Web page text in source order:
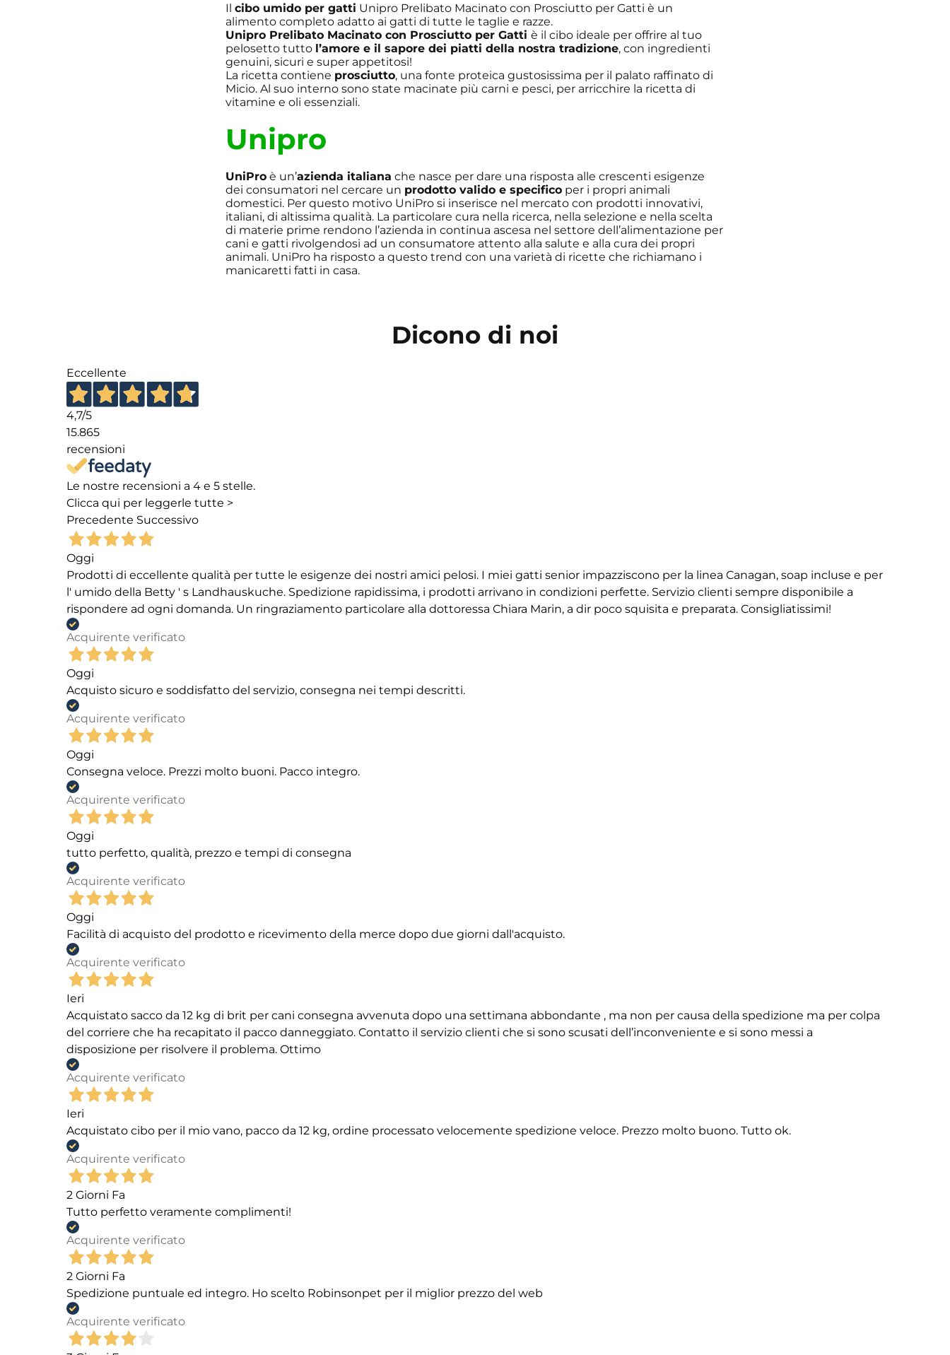
Ilcibo umido per gatti Unipro Prelibato Macinato con Prosciutto per Gatti è un
alimento completo adatto ai gatti di tutte le taglie e razze.
Unipro Prelibato Macinato con Prosciutto per Gatti è il cibo ideale per offrire al tuo
pelosetto tutto l’amore e il sapore dei piatti della nostra tradizione, con ingredienti
genuini, sicuri e super appetitosi!
La ricetta contiene prosciutto, una fonte proteica gustosissima per il palato raffinato di
Micio. Al suo interno sono state macinate più carni e pesci, per arricchire la ricetta di
vitamine e oli essenziali.
Unipro
UniPro è un’azienda italiana che nasce per dare una risposta alle crescenti esigenze
dei consumatori nel cercare un prodotto valido e specifico per i propri animali
domestici. Per questo motivo UniPro si inserisce nel mercato con prodotti innovativi,
italiani, di altissima qualità. La particolare cura nella ricerca, nella selezione e nella scelta
di materie prime rendono l’azienda in continua ascesa nel settore dell’alimentazione per
cani e gatti rivolgendosi ad un consumatore attento alla salute e alla cura dei propri
animali. UniPro ha risposto a questo trend con una varietà di ricette che richiamano i
manicaretti fatti in casa.
Dicono di noi
Eccellente
4,7/5
15.865
recensioni
Le nostre recensioni a 4 e 5 stelle.
Clicca qui per leggerle tutte >
Precedente Successivo
Oggi
Prodotti di eccellente qualità per tutte le esigenze dei nostri amici pelosi. I miei gatti senior impazziscono per la linea Canagan, soap incluse e per
l' umido della Betty ' s Landhauskuche. Spedizione rapidissima, i prodotti arrivano in condizioni perfette. Servizio clienti sempre disponibile a
rispondere ad ogni domanda. Un ringraziamento particolare alla dottoressa Chiara Marin, a dir poco squisita e preparata. Consigliatissimi!
Acquirente verificato
Oggi
Acquisto sicuro e soddisfatto del servizio, consegna nei tempi descritti.
Acquirente verificato
Oggi
Consegna veloce. Prezzi molto buoni. Pacco integro.
Acquirente verificato
Oggi
tutto perfetto, qualità, prezzo e tempi di consegna
Acquirente verificato
Oggi
Facilità di acquisto del prodotto e ricevimento della merce dopo due giorni dall'acquisto.
Acquirente verificato
Ieri
Acquistato sacco da 12 kg di brit per cani consegna avvenuta dopo una settimana abbondante , ma non per causa della spedizione ma per colpa
del corriere che ha recapitato il pacco danneggiato. Contatto il servizio clienti che si sono scusati dell’inconveniente e si sono messi a
disposizione per risolvere il problema. Ottimo
Acquirente verificato
Ieri
Acquistato cibo per il mio vano, pacco da 12 kg, ordine processato velocemente spedizione veloce. Prezzo molto buono. Tutto ok.
Acquirente verificato
2 Giorni Fa
Tutto perfetto veramente complimenti!
Acquirente verificato
2 Giorni Fa
Spedizione puntuale ed integro. Ho scelto Robinsonpet per il miglior prezzo del web
Acquirente verificato